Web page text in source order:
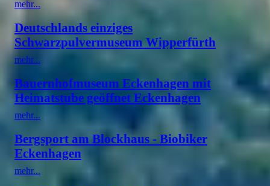
mehr...
Deutschlands einziges
Schwarzpulvermuseum Wipperfürth
mehr...
Bauernhofmuseum Eckenhagen mit
Heimatstube geöffnet Eckenhagen
mehr...
Bergsport am Blockhaus - Biobiker
Eckenhagen
mehr...